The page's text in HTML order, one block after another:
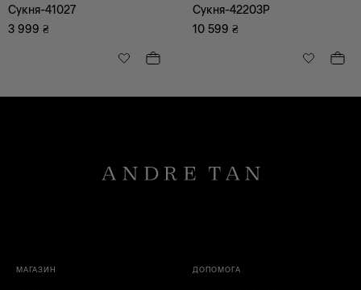
Сукня-41027
3 999 ₴
Сукня-42203P
10 599 ₴
МАГАЗИН ДОПОМОГА